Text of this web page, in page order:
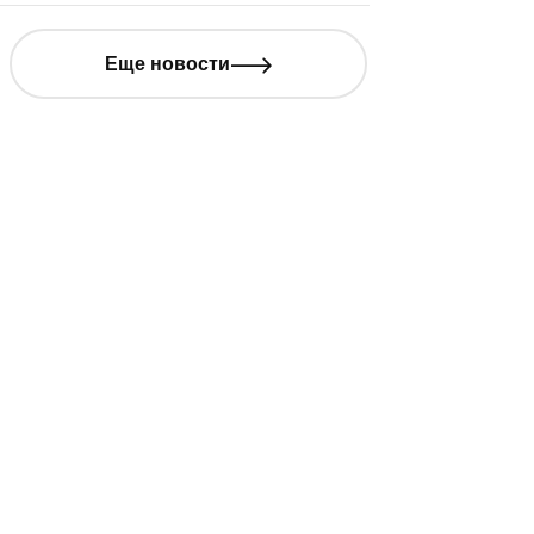
момента открытия ЦУМ в
посетили 300 тыс.
Еще новости